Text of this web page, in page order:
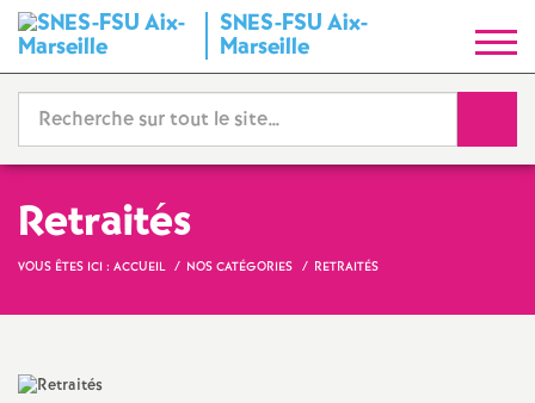
SNES-FSU Aix-
Marseille
y
n
Retraités
VOUS ÊTES ICI : ACCUEIL NOS CATÉGORIES RETRAITÉS